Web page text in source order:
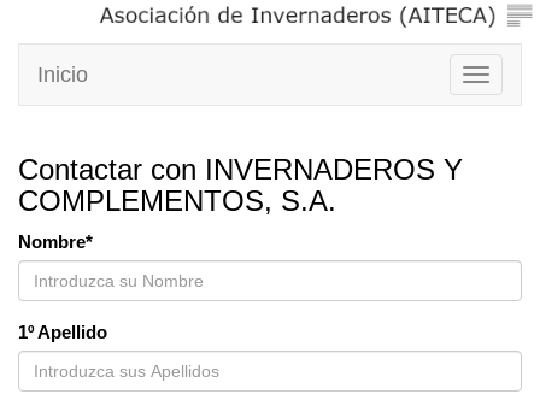
Toggle
Inicio
Contactar con INVERNADEROS Y
COMPLEMENTOS, S.A.
Nombre*
1º Apellido